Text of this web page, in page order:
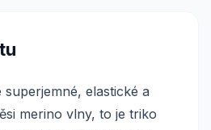
elastické a
merino vlny, to je triko